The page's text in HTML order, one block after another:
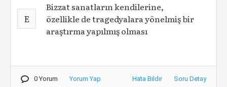
E
Bizzat sanatların kendilerine,
özellikle de tragedyalara yönelmiş bir
araştırma yapılmış olması
0 Yorum Yorum Yap Hata Bildir Soru Detay